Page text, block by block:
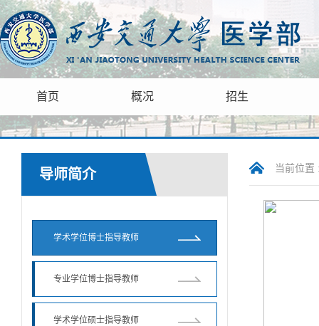
首页 概况 招生
导师简介
学术学位博士指导教师
专业学位博士指导教师
学术学位硕士指导教师
当前位